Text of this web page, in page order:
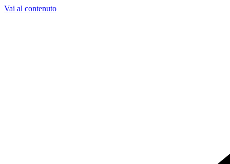
Vai al contenuto